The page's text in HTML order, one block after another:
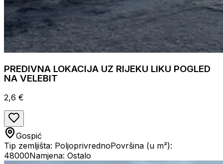
PREDIVNA LOKACIJA UZ RIJEKU LIKU POGLED
NA VELEBIT
2,6 €
Gospić
Tip zemljišta: PoljoprivrednoPovršina (u m²):
48000Namjena: Ostalo